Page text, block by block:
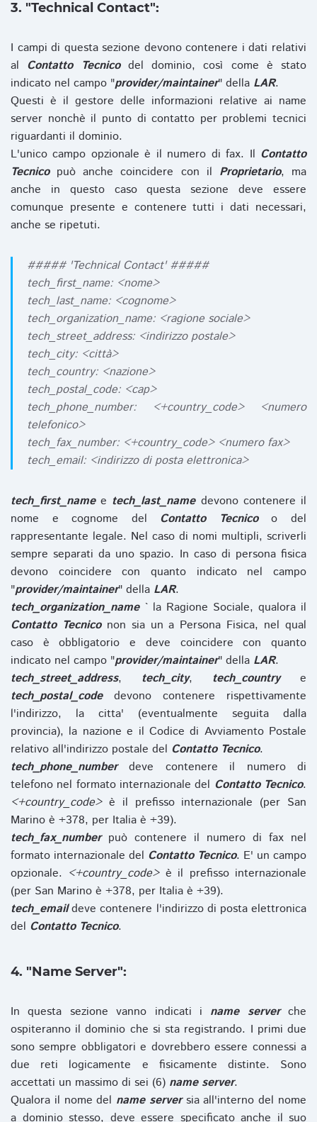
3. "Technical Contact":
I campi di questa sezione devono contenere i dati relativi
al Contatto Tecnicodel dominio, così come è stato
indicato nel campo "provider/maintainer" della LAR.
Questi è il gestore delle informazioni relative ai name
server nonchè il punto di contatto per problemi tecnici
riguardanti il dominio.
L'unico campo opzionale è il numero di fax. Il Contatto
Tecnicopuò anche coincidere con il Proprietario, ma
anche in questo caso questa sezione deve essere
comunque presente e contenere tutti i dati necessari,
anche se ripetuti.
##### 'Technical Contact' #####
tech_first_name: <nome>
tech_last_name: <cognome>
tech_organization_name: <ragione sociale>
tech_street_address: <indirizzo postale>
tech_city: <città>
tech_country: <nazione>
tech_postal_code: <cap>
tech_phone_number: <+country_code> <numero
telefonico>
tech_fax_number: <+country_code> <numero fax>
tech_email: <indirizzo di posta elettronica>
tech_first_namee tech_last_namedevono contenere il
nome e cognome del Contatto Tecnicoo del
rappresentante legale. Nel caso di nomi multipli, scriverli
sempre separati da uno spazio. In caso di persona fisica
devono coincidere con quanto indicato nel campo
"provider/maintainer" della LAR.
tech_organization_name` la Ragione Sociale, qualora il
Contatto Tecniconon sia un a Persona Fisica, nel qual
caso è obbligatorio e deve coincidere con quanto
indicato nel campo "provider/maintainer" della LAR.
tech_street_address, tech_city, tech_countrye
tech_postal_codedevono contenere rispettivamente
l'indirizzo, la citta' (eventualmente seguita dalla
provincia), la nazione e il Codice di Avviamento Postale
relativo all'indirizzo postale del Contatto Tecnico.
tech_phone_numberdeve contenere il numero di
telefono nel formato internazionale del Contatto Tecnico.
<+country_code>è il prefisso internazionale (per San
Marino è +378, per Italia è +39).
tech_fax_numberpuò contenere il numero di fax nel
formato internazionale del Contatto Tecnico. E' un campo
opzionale. <+country_code>è il prefisso internazionale
(per San Marino è +378, per Italia è +39).
tech_emaildeve contenere l'indirizzo di posta elettronica
del Contatto Tecnico.
4. "Name Server":
In questa sezione vanno indicati i name serverche
ospiteranno il dominio che si sta registrando. I primi due
sono sempre obbligatori e dovrebbero essere connessi a
due reti logicamente e fisicamente distinte. Sono
accettati un massimo di sei (6) name server.
Qualora il nome del name serversia all'interno del nome
a dominio stesso, deve essere specificato anche il suo